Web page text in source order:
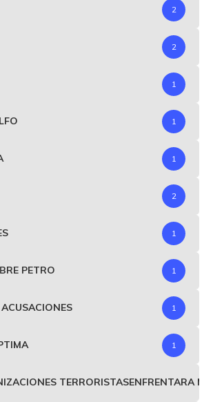
2
2
1
1
1
2
1
PETRO 1
1
1
TERRORISTASENFRENTARA